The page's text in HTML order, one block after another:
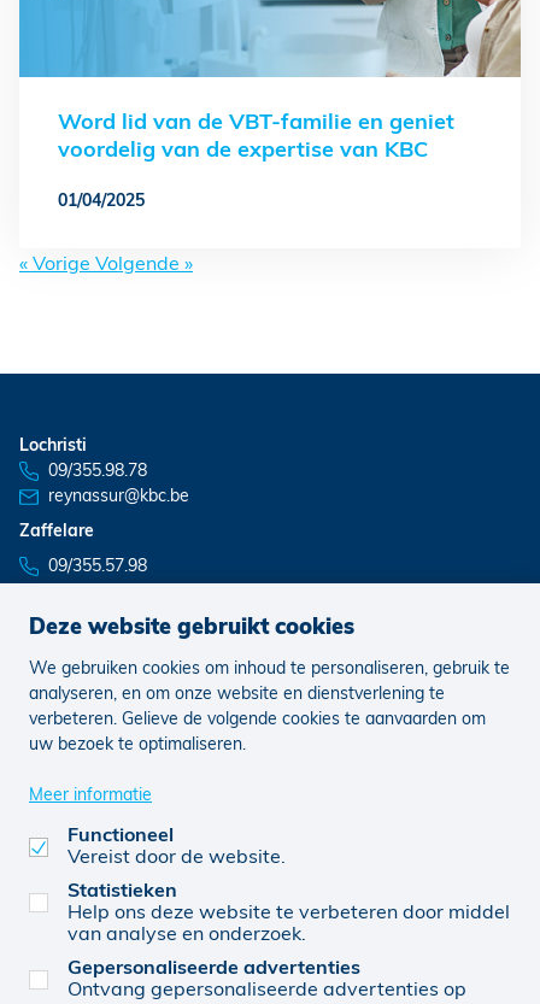
Word lid van de VBT-familie en geniet
voordelig van de expertise van KBC
01/04/2025
« Vorige Volgende »
Lochristi
09/355.98.78
reynassur@kbc.be
Zaffelare
09/355.57.98
Nieuws Vacatures
0452 829 256 © KBC 2026
Reynassur BV (0452 829 256), verbonden agent, van
Deze website gebruikt cookies
We gebruiken cookies om inhoud te personaliseren, gebruik te
analyseren, en om onze website en dienstverlening te
verbeteren. Gelieve de volgende cookies te aanvaarden om
uw bezoek te optimaliseren.
Meer informatie
Functioneel
Vereist door de website.
Statistieken
Help ons deze website te verbeteren door middel
van analyse en onderzoek.
Gepersonaliseerde advertenties
Ontvang gepersonaliseerde advertenties op